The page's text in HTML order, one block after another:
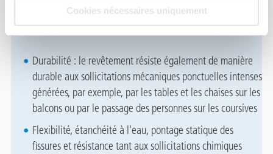
Cookies nécessaires uniquement
Durabilité : le revêtement résiste également de manière
durable aux sollicitations mécaniques ponctuelles intenses
générées, par exemple, par les tables et les chaises sur les
balcons ou par le passage des personnes sur les coursives
Flexibilité, étanchéité à l'eau, pontage statique des
fissures et résistance tant aux sollicitations chimiques